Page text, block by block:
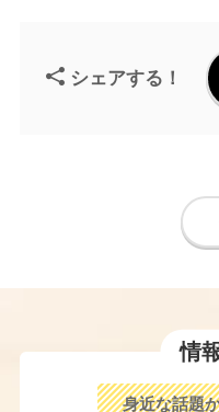
シェアする！
情
身近な話題